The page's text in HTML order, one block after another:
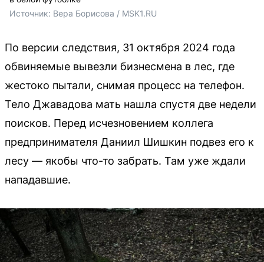
Источник: Вера Борисова / MSK1.RU
По версии следствия, 31 октября 2024 года
обвиняемые вывезли бизнесмена в лес, где
жестоко пытали, снимая процесс на телефон.
Тело Джавадова мать нашла спустя две недели
поисков. Перед исчезновением коллега
предпринимателя Даниил Шишкин подвез его к
лесу — якобы что-то забрать. Там уже ждали
нападавшие.